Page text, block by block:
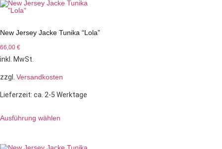
New Jersey Jacke Tunika “Lola”
66,00 €
inkl. MwSt.
zzgl. Versandkosten
Lieferzeit: ca. 2-5 Werktage
Ausführung wählen